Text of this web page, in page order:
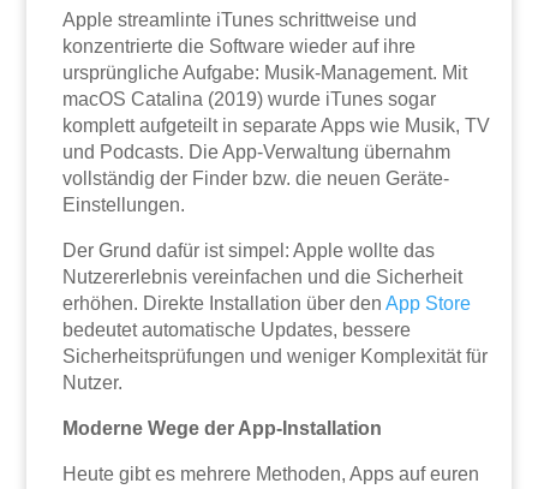
Apple streamlinte iTunes schrittweise und
konzentrierte die Software wieder auf ihre
ursprüngliche Aufgabe: Musik-Management. Mit
macOS Catalina (2019) wurde iTunes sogar
komplett aufgeteilt in separate Apps wie Musik, TV
und Podcasts. Die App-Verwaltung übernahm
vollständig der Finder bzw. die neuen Geräte-
Einstellungen.
Der Grund dafür ist simpel: Apple wollte das
Nutzererlebnis vereinfachen und die Sicherheit
erhöhen. Direkte Installation über denApp Store
bedeutet automatische Updates, bessere
Sicherheitsprüfungen und weniger Komplexität für
Nutzer.
Moderne Wege der App-Installation
Heute gibt es mehrere Methoden, Apps auf euren